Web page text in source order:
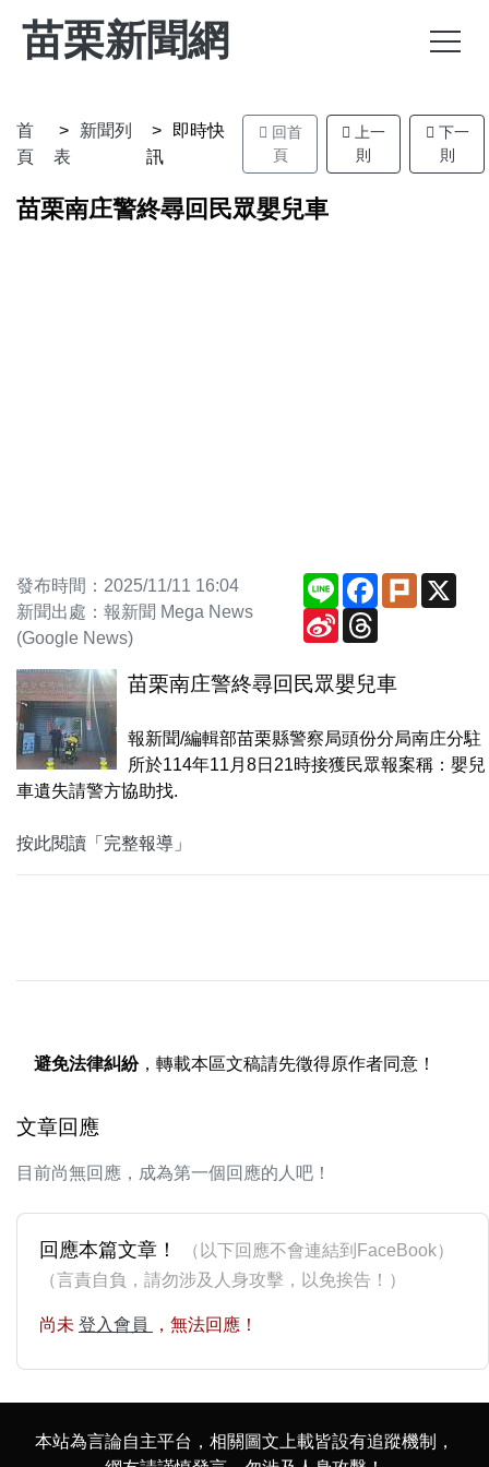
苗栗新聞網
首
頁
新聞列
表
即時快
訊
回首
頁
上一
則
下一
則
苗栗南庄警終尋回民眾嬰兒車
發布時間：2025/11/11 16:04
新聞出處：報新聞 Mega News
(Google News)
Line Facebook
Plurk
Sina
Weibo
苗栗南庄警終尋回民眾嬰兒車
報新聞/編輯部苗栗縣警察局頭份分局南庄分駐
所於114年11月8日21時接獲民眾報案稱：嬰兒
車遺失請警方協助找.
按此閱讀「完整報導」
避免法律糾紛，轉載本區文稿請先徵得原作者同意！
文章回應
目前尚無回應，成為第一個回應的人吧！
回應本篇文章！
（以下回應不會連結到FaceBook）
（言責自負，請勿涉及人身攻擊，以免挨告！）
尚未 登入會員 ，無法回應！
本站為言論自主平台，相關圖文上載皆設有追蹤機制，